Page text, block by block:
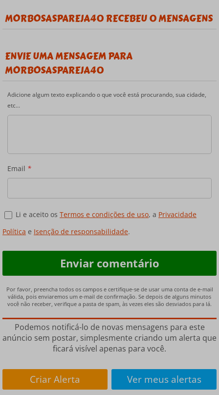
MORBOSASPAREJA40 RECEBEU 0 MENSAGENS
ENVIE UMA MENSAGEM PARA
MORBOSASPAREJA40
Adicione algum texto explicando o que você está procurando, sua cidade,
etc...
Email *
Li e aceito os Termos e condições de uso, a Privacidade
Política e Isenção de responsabilidade.
Por favor, preencha todos os campos e certifique-se de usar uma conta de e-mail
válida, pois enviaremos um e-mail de confirmação. Se depois de alguns minutos
você não receber, verifique a pasta de spam, às vezes eles são desviados para lá.
Podemos notificá-lo de novas mensagens para este
anúncio sem postar, simplesmente criando um alerta que
ficará visível apenas para você.
Criar Alerta Ver meus alertas